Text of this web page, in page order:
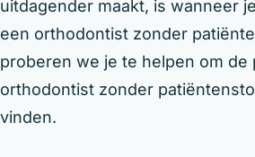
uitdagender maakt, is wanneer
een orthodontist zonder
proberen we je te helpen om de
orthodontist zonder
vinden.